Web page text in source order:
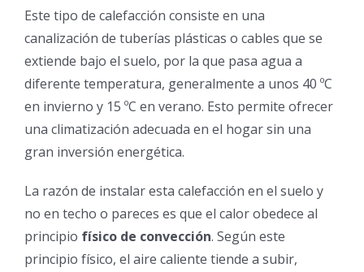
Este tipo de calefacción consiste en una
canalización de tuberías plásticas o cables que se
extiende bajo el suelo, por la que pasa agua a
diferente temperatura, generalmente a unos 40 ºC
en invierno y 15 ºC en verano. Esto permite ofrecer
una climatización adecuada en el hogar sin una
gran inversión energética.
La razón de instalar esta calefacción en el suelo y
no en techo o pareces es que el calor obedece al
principio físico de convección. Según este
principio físico, el aire caliente tiende a subir,